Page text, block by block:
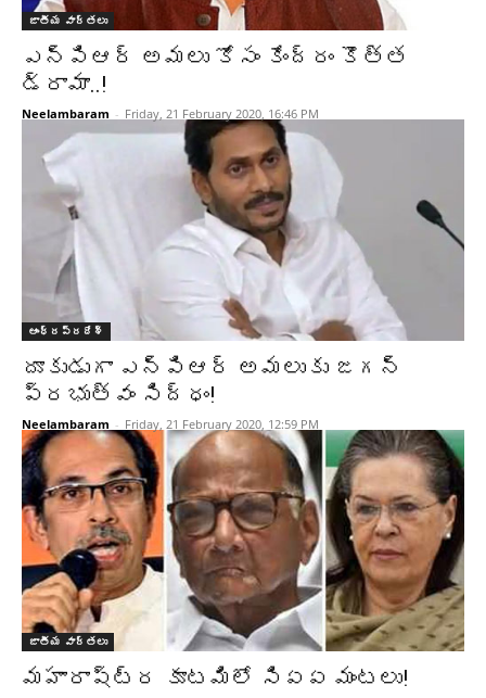
జాతీయ వార్తలు
ఎన్పిఆర్ అమలు కోసం కేంద్రం కొత్త
డ్రామా..!
Neelambaram - Friday, 21 February 2020, 16:46 PM
ఆంధ్రప్రదేశ్‌
దూకుడుగా ఎన్‌పిఆర్‌ అమలుకు జగన్
ప్రభుత్వం సిద్ధం!
Neelambaram - Friday, 21 February 2020, 12:59 PM
జాతీయ వార్తలు
మహారాష్ట్ర కూటమిలో సిఏఏ మంటలు!